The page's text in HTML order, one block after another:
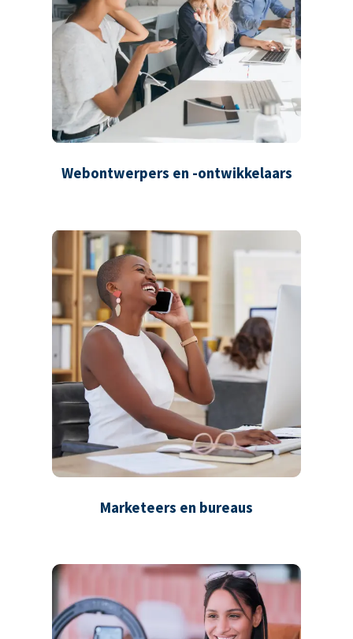
Webontwerpers en -ontwikkelaars
Marketeers en bureaus